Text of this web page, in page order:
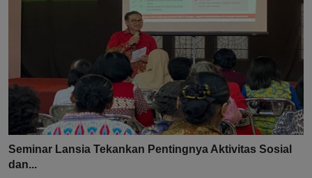
Seminar Lansia Tekankan Pentingnya Aktivitas Sosial
dan...